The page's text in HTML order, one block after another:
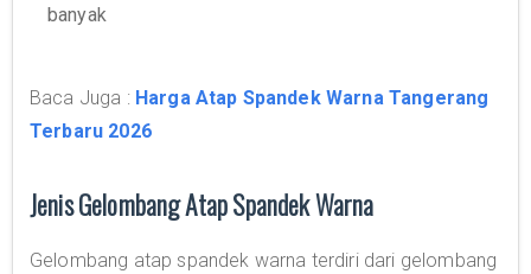
banyak
Baca Juga : Harga Atap Spandek Warna Tangerang
Terbaru 2026
Jenis Gelombang Atap Spandek Warna
Gelombang atap spandek warna terdiri dari gelombang